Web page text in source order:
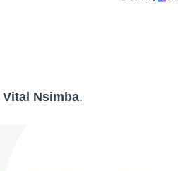
Vital Nsimba.